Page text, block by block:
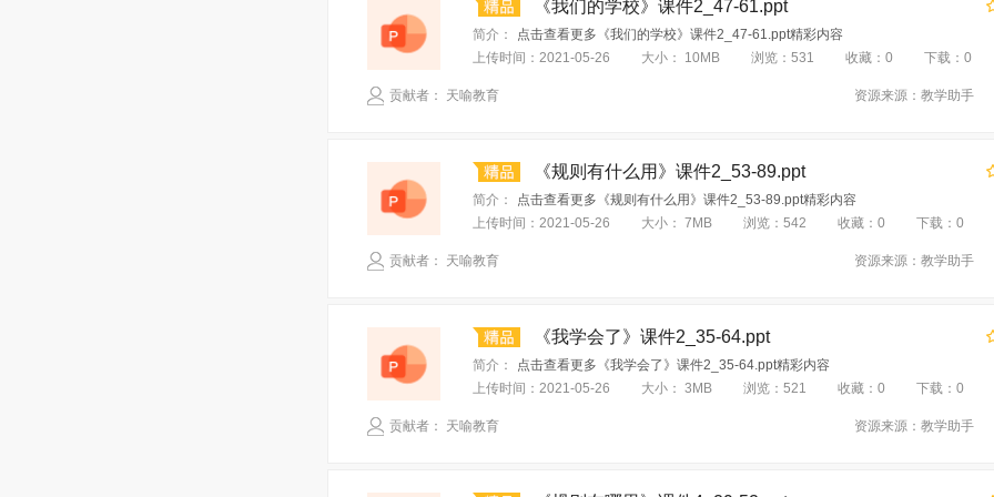
《我们的学校》课件2_47-61.ppt
简介：
点击查看更多《我们的学校》课件2_47-61.ppt精彩内容
上传时间： 2021-05-26 大小： 10MB 浏览： 531 收藏： 0 下载： 0
贡献者： 天喻教育 资源来源： 教学助手
《规则有什么用》课件2_53-89.ppt
简介：
点击查看更多《规则有什么用》课件2_53-89.ppt精彩内容
上传时间： 2021-05-26 大小： 7MB 浏览： 542 收藏： 0 下载： 0
贡献者： 天喻教育 资源来源： 教学助手
《我学会了》课件2_35-64.ppt
简介：
点击查看更多《我学会了》课件2_35-64.ppt精彩内容
上传时间： 2021-05-26 大小： 3MB 浏览： 521 收藏： 0 下载： 0
贡献者： 天喻教育 资源来源： 教学助手